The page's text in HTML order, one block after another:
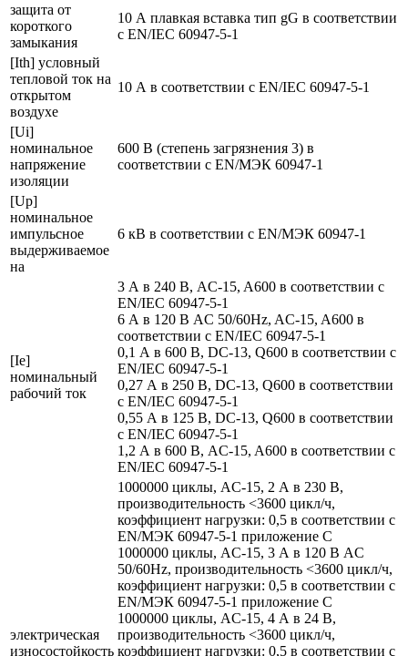
защита от
короткого
замыкания
10 А плавкая вставка тип gG в соответствии
с EN/IEC 60947-5-1
[Ith] условный
тепловой ток на
открытом
воздухе
10 А в соответствии с EN/IEC 60947-5-1
[Ui]
номинальное
напряжение
изоляции
600 В (степень загрязнения 3) в
соответствии с EN/МЭК 60947-1
[Up]
номинальное
импульсное
выдерживаемое
на
6 кВ в соответствии с EN/МЭК 60947-1
[Ie]
номинальный
рабочий ток
3 А в 240 В, AC-15, A600 в соответствии с
EN/IEC 60947-5-1
6 А в 120 В AC 50/60Hz, AC-15, A600 в
соответствии с EN/IEC 60947-5-1
0,1 А в 600 В, DC-13, Q600 в соответствии с
EN/IEC 60947-5-1
0,27 А в 250 В, DC-13, Q600 в соответствии
с EN/IEC 60947-5-1
0,55 А в 125 В, DC-13, Q600 в соответствии
с EN/IEC 60947-5-1
1,2 А в 600 В, AC-15, A600 в соответствии с
EN/IEC 60947-5-1
электрическая
износостойкость
1000000 циклы, AC-15, 2 А в 230 В,
производительность <3600 цикл/ч,
коэффициент нагрузки: 0,5 в соответствии с
EN/МЭК 60947-5-1 приложение С
1000000 циклы, AC-15, 3 А в 120 В AC
50/60Hz, производительность <3600 цикл/ч,
коэффициент нагрузки: 0,5 в соответствии с
EN/МЭК 60947-5-1 приложение С
1000000 циклы, AC-15, 4 А в 24 В,
производительность <3600 цикл/ч,
коэффициент нагрузки: 0,5 в соответствии с